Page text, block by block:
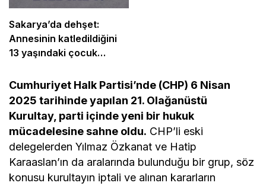
Sakarya’da dehşet:
Annesinin katledildiğini
13 yaşındaki çocuk
Cumhuriyet Halk Partisi’nde (CHP) 6 Nisan
2025 tarihinde yapılan 21. Olağanüstü
Kurultay, parti içinde yeni bir hukuk
mücadelesine sahne oldu. CHP’li eski
delegelerden Yılmaz Özkanat ve Hatip
Karaaslan’ın da aralarında bulunduğu bir grup, söz
konusu kurultayın iptali ve alınan kararların